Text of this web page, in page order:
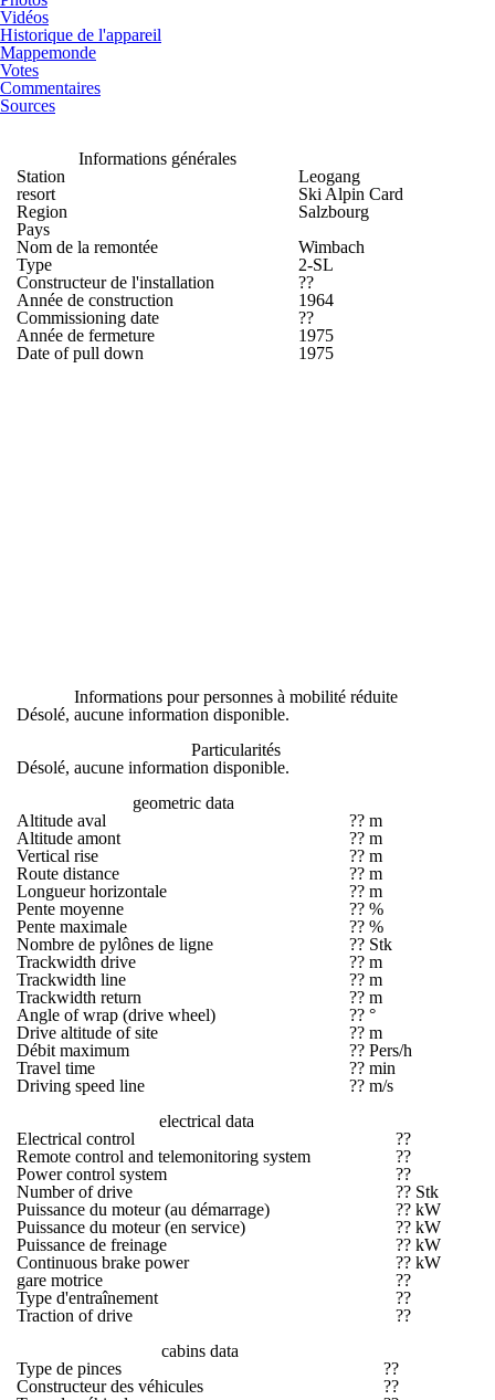
Vidéos
Historique de l'appareil
Mappemonde
Votes
Commentaires
Sources
Informations générales
Station
Leogang
resort
Ski Alpin Card
Region
Salzbourg
Pays
Nom de la remontée
Wimbach
Type
2-SL
Constructeur de l'installation
??
Année de construction
1964
Commissioning date
??
Année de fermeture
1975
Date of pull down
1975
Informations pour personnes à mobilité réduite
Désolé, aucune information disponible.
Particularités
Désolé, aucune information disponible.
geometric data
Altitude aval
?? m
Altitude amont
?? m
Vertical rise
?? m
Route distance
?? m
Longueur horizontale
?? m
Pente moyenne
?? %
Pente maximale
?? %
Nombre de pylônes de ligne
?? Stk
Trackwidth drive
?? m
Trackwidth line
?? m
Trackwidth return
?? m
Angle of wrap (drive wheel)
?? °
Drive altitude of site
?? m
Débit maximum
?? Pers/h
Travel time
?? min
Driving speed line
?? m/s
electrical data
Electrical control
??
Remote control and telemonitoring system
??
Power control system
??
Number of drive
?? Stk
Puissance du moteur (au démarrage)
?? kW
Puissance du moteur (en service)
?? kW
Puissance de freinage
?? kW
Continuous brake power
?? kW
gare motrice
??
Type d'entraînement
??
Traction of drive
??
cabins data
Type de pinces
??
Constructeur des véhicules
??